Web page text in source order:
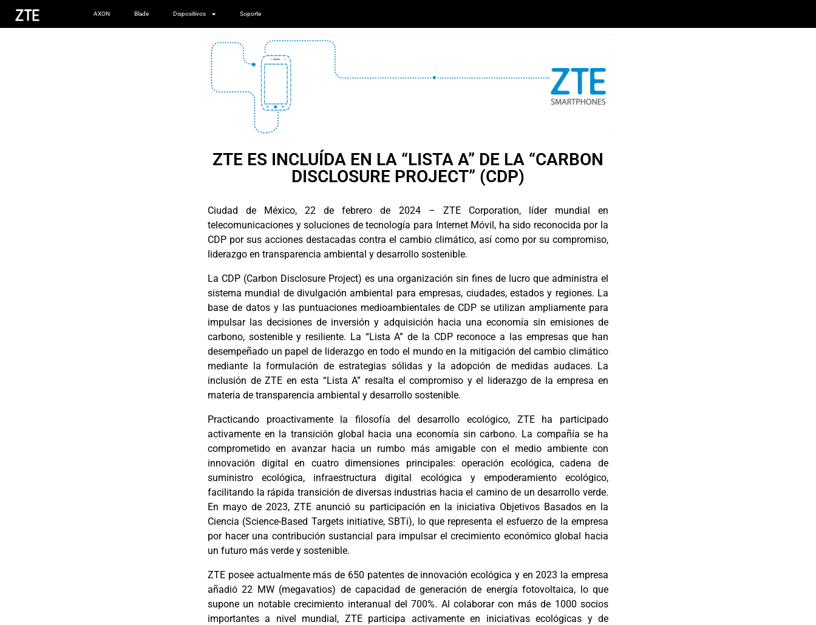
AXON Blade Dispositivos Soporte
ZTE ES INCLUÍDA EN LA “LISTA A” DE LA “CARBON
DISCLOSURE PROJECT” (CDP)
Ciudad de México, 22 de febrero de 2024 – ZTE Corporation, líder mundial en
telecomunicaciones y soluciones de tecnología para Internet Móvil, ha sido reconocida por la
CDP por sus acciones destacadas contra el cambio climático, así como por su compromiso,
liderazgo en transparencia ambiental y desarrollo sostenible.
La CDP (Carbon Disclosure Project) es una organización sin fines de lucro que administra el
sistema mundial de divulgación ambiental para empresas, ciudades, estados y regiones. La
base de datos y las puntuaciones medioambientales de CDP se utilizan ampliamente para
impulsar las decisiones de inversión y adquisición hacia una economía sin emisiones de
carbono, sostenible y resiliente. La “Lista A” de la CDP reconoce a las empresas que han
desempeñado un papel de liderazgo en todo el mundo en la mitigación del cambio climático
mediante la formulación de estrategias sólidas y la adopción de medidas audaces. La
inclusión de ZTE en esta “Lista A” resalta el compromiso y el liderazgo de la empresa en
materia de transparencia ambiental y desarrollo sostenible.
Practicando proactivamente la filosofía del desarrollo ecológico, ZTE ha participado
activamente en la transición global hacia una economía sin carbono. La compañía se ha
comprometido en avanzar hacia un rumbo más amigable con el medio ambiente con
innovación digital en cuatro dimensiones principales: operación ecológica, cadena de
suministro ecológica, infraestructura digital ecológica y empoderamiento ecológico,
facilitando la rápida transición de diversas industrias hacia el camino de un desarrollo verde.
En mayo de 2023, ZTE anunció su participación en la iniciativa Objetivos Basados en la
Ciencia (Science-Based Targets initiative, SBTi), lo que representa el esfuerzo de la empresa
por hacer una contribución sustancial para impulsar el crecimiento económico global hacia
un futuro más verde y sostenible.
ZTE posee actualmente más de 650 patentes de innovación ecológica y en 2023 la empresa
añadió 22 MW (megavatios) de capacidad de generación de energía fotovoltaica, lo que
supone un notable crecimiento interanual del 700%. Al colaborar con más de 1000 socios
importantes a nivel mundial, ZTE participa activamente en iniciativas ecológicas y de